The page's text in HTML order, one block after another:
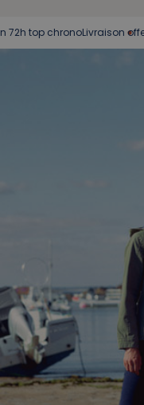
Livraison offerte au